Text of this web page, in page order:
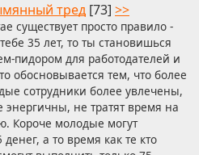
тред [73] >>
существует просто правило -
35 лет, то ты становишься
пидором для работодателей и
обосновывается тем, что более
сотрудники более увлечены,
энергичны, не тратят время на
Короче молодые могут
а то время как те кто